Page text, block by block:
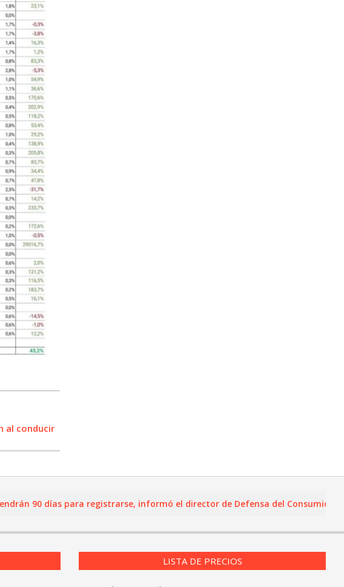
al conducir
para registrarse, informó el director de Defensa del Consumidor y
LISTA DE PRECIOS